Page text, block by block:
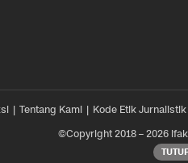
Tentang Kami Kode Etik Jurnalistik
©Copyright 2018 – 2026